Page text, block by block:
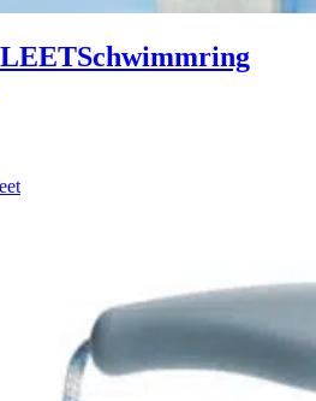
Schwimmring